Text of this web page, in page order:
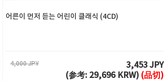
어른이 먼저 듣는 어린이 클래식 (4CD)
4,000 JPY
3,453 JPY
(参考: 29,696 KRW) (品切)